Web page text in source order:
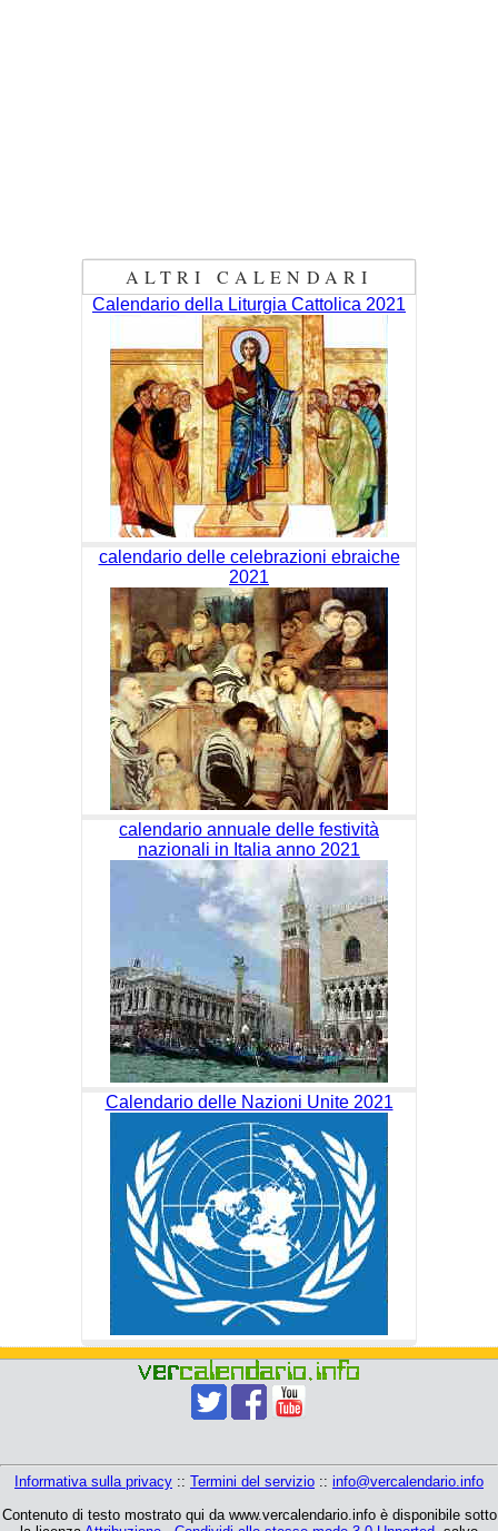
ALTRI CALENDARI
Calendario della Liturgia Cattolica 2021
calendario delle celebrazioni ebraiche
2021
calendario annuale delle festività
nazionali in Italia anno 2021
Calendario delle Nazioni Unite 2021
Informativa sulla privacy :: Termini del servizio :: info@vercalendario.info
Contenuto di testo mostrato qui da www.vercalendario.info è disponibile sotto